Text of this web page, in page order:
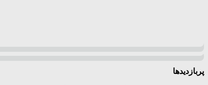
پربازدیدها